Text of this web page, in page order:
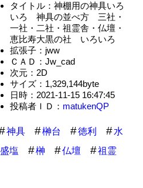
タイトル：神棚用の神具いろ
いろ 神具の並べ方 三社・
一社・二社・祖霊舎・仏壇・
恵比寿大黒の社 いろいろ
拡張子：jww
ＣＡＤ：Jw_cad
次元：2D
サイズ：1,329,144byte
日時：2021-11-15 16:47:45
投稿者ＩＤ： matukenQP
神具 榊台 徳利
水
盛塩 榊 仏壇
祖霊